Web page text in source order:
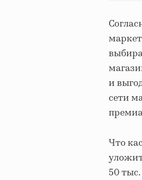
и
сети
Что
50